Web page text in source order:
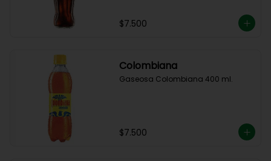
$7.500
Colombiana
Gaseosa Colombiana 400 ml.
$7.500